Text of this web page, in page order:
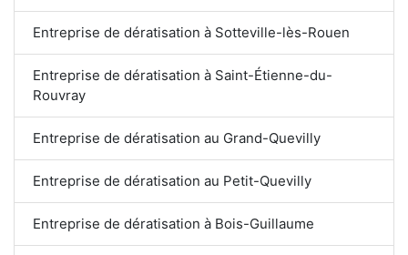
Entreprise de dératisation à Sotteville-lès-Rouen
Entreprise de dératisation à Saint-Étienne-du-
Rouvray
Entreprise de dératisation au Grand-Quevilly
Entreprise de dératisation au Petit-Quevilly
Entreprise de dératisation à Bois-Guillaume